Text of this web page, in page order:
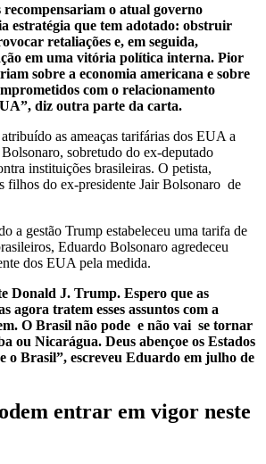
o atual governo
estratégia que tem adotado: obstruir
retaliações e, em seguida,
em uma vitória política interna. Pior
sobre a economia americana e sobre
com o relacionamento
diz outra parte da carta.
as ameaças tarifárias dos EUA a
sobretudo do ex-deputado
instituições brasileiras. O petista,
filhos do ex-presidente Jair Bolsonaro de
a gestão Trump estabeleceu uma tarifa de
Eduardo Bolsonaro agredeceu
dos EUA pela medida.
Donald J. Trump. Espero que as
agora tratem esses assuntos com a
O Brasil não pode e não vai se tornar
ou Nicarágua. Deus abençoe os Estados
o Brasil”, escreveu Eduardo em julho de
entrar em vigor neste